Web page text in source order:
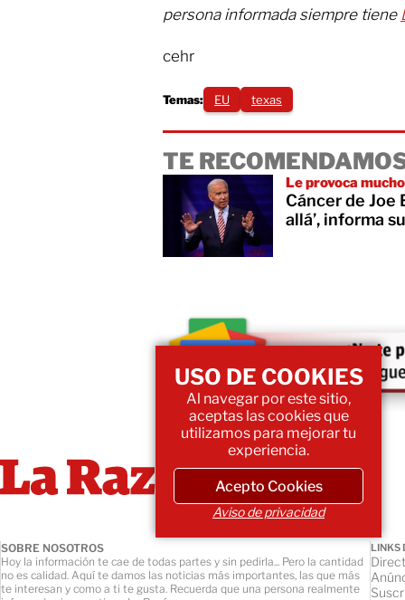
persona informada siempre tiene
cehr
Temas: EU texas
TE
Le provoca
Cáncer de Joe
allá’, informa
SOBRE NOSOTROS
Hoy la información te cae de todas partes y sin pedirla... Pero la cantidad
no es calidad. Aquí te damos las noticias más importantes, las que más
te interesan y como a ti te gusta. Recuerda que una persona realmente
LINKS
USO DE COOKIES
Al navegar por este sitio,
aceptas las cookies que
utilizamos para mejorar tu
experiencia.
Acepto Cookies
Aviso de privacidad